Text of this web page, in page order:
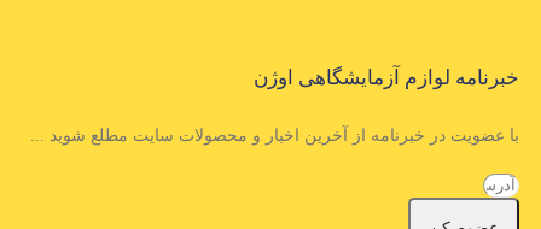
خبرنامه لوازم آزمایشگاهی اوژن
با عضویت در خبرنامه از آخرین اخبار و محصولات سایت مطلع شوید ...